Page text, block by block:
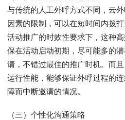
与传统的人工外呼方式不同，云
因素的限制，可以在短时间内拨
活动推广的时效性要求下，这种
保在活动启动初期，尽可能多的
请，不错过最佳的推广时机。而
运行性能，能够保证外呼过程的
障而中断邀请的情况。
（三）个性化沟通策略